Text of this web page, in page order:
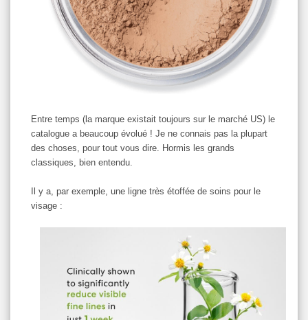
Entre temps (la marque existait toujours sur le marché US) le
catalogue a beaucoup évolué ! Je ne connais pas la plupart
des choses, pour tout vous dire. Hormis les grands
classiques, bien entendu.
Il y a, par exemple, une ligne très étoffée de soins pour le
visage :